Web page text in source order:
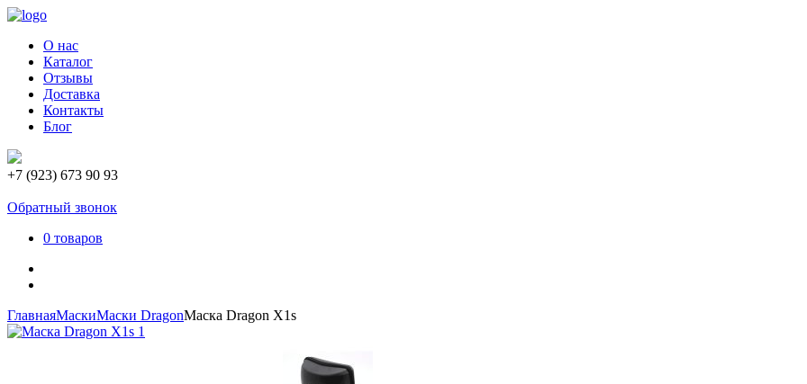
О нас
Каталог
Отзывы
Доставка
Контакты
Блог
+7 (923) 673 90 93
Обратный звонок
0 товаров
ГлавнаяМаскиМаски DragonМаска Dragon X1s